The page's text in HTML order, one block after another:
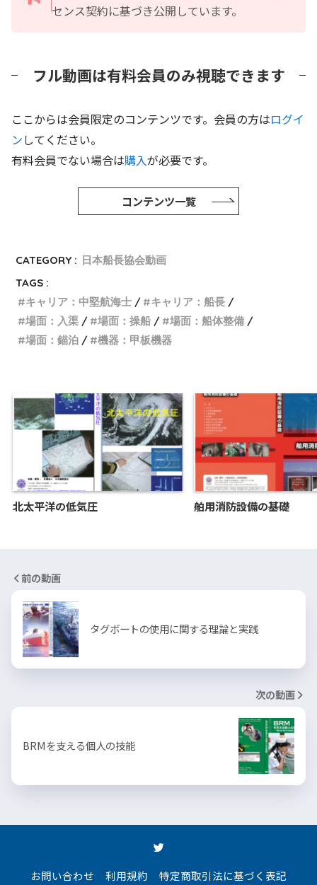
センス契約に基づき公開しています。
フル動画は有料会員のみ視聴できます
ここからは会員限定のコンテンツです。会員の方はログイ
ンしてください。
有料会員でない場合は購入が必要です。
コンテンツ一覧
CATEGORY : 日本船長協会動画
TAGS :
キャリア：中堅航海士
キャリア：船長
場面：入渠
場面：操船
場面：船体整備
場面：錨泊
機器：甲板機器
北太平洋の低気圧 舶用消防設備の基礎
前の動画
タグボートの使用に関する理論と実践
次の動画
BRMを支える個人の技能
お問い合わせ 利用規約 特定商取引法に基づく表記